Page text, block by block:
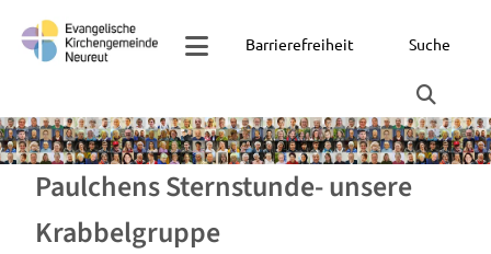
Barrierefreiheit Suche
Paulchens Sternstunde- unsere
Krabbelgruppe